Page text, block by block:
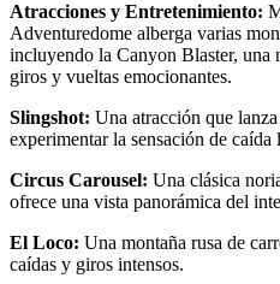
Atracciones y Entretenimiento:
Adventuredome alberga varias
incluyendo la Canyon Blaster, una
giros y vueltas emocionantes.
Slingshot: Una atracción que
experimentar la sensación de caída
Circus Carousel: Una clásica
ofrece una vista panorámica del
El Loco: Una montaña rusa de
caídas y giros intensos.